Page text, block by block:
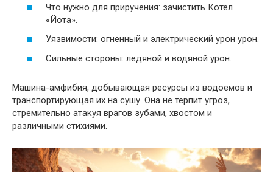
Что нужно для приручения: зачистить Котел
«Йота».
Уязвимости: огненный и электрический урон урон.
Сильные стороны: ледяной и водяной урон.
Машина-амфибия, добывающая ресурсы из водоемов и
транспортирующая их на сушу. Она не терпит угроз,
стремительно атакуя врагов зубами, хвостом и
различными стихиями.